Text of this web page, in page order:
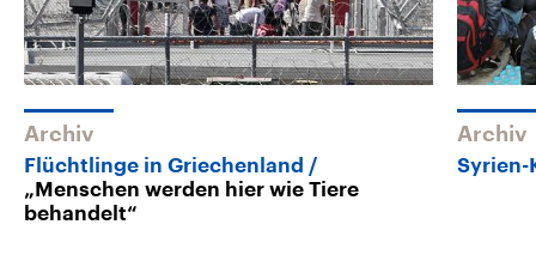
Archiv
Flüchtlinge in Griechenland
„Menschen werden hier wie Tiere
behandelt“
Archiv
Syrien-